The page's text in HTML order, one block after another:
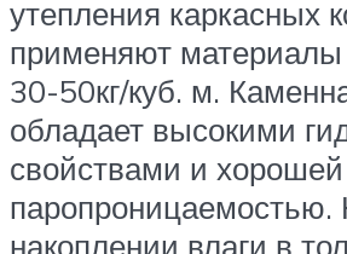
утепления каркасных
применяют материалы
30-50кг/куб. м.
обладает высокими
свойствами и хорошей
паропроницаемостью.
накоплении влаги в